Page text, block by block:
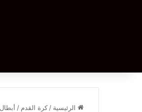
الرئيسية / كرة القدم /